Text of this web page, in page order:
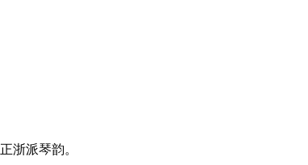
浙派琴韵。